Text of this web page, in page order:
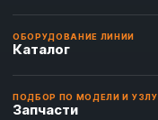
ОБОРУДОВАНИЕ ЛИНИИ
Каталог
ПОДБОР ПО МОДЕЛИ И УЗЛУ
Запчасти